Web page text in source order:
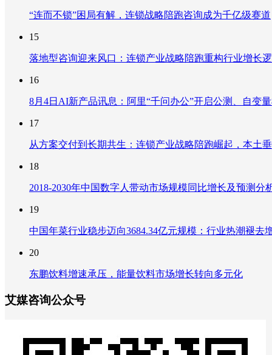
“连而不锁”困局有解，连锁战略陪跑咨询成为千亿级赛道
15
落地型咨询迎来风口：连锁产业战略陪跑重构行业增
16
8月4日AI新产品讯息：阿里“千问办公”开启公测、自变
17
从方案交付到长期共生：连锁产业战略陪跑崛起，本土
18
2018-2030年中国数字人带动市场规模同比增长及预测
19
中国年菜行业稳步迈向3684.34亿元规模：行业热潮褪
20
东鹏饮料增速承压，能量饮料市场增长转向多元化
艾媒咨询公众号